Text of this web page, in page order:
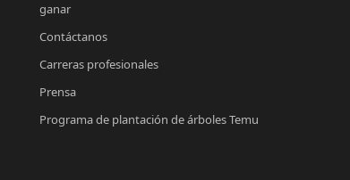
ganar
Contáctanos
Carreras profesionales
Prensa
Programa de plantación de árboles Temu